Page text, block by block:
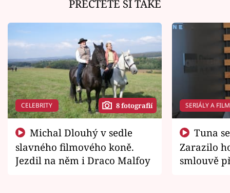
PŘEČTĚTE SI TAKÉ
CELEBRITY 8 fotografií
slavného filmového koně.
Jezdil na něm i Draco Malfoy
SERIÁLY A
Zarazilo
smlouvě